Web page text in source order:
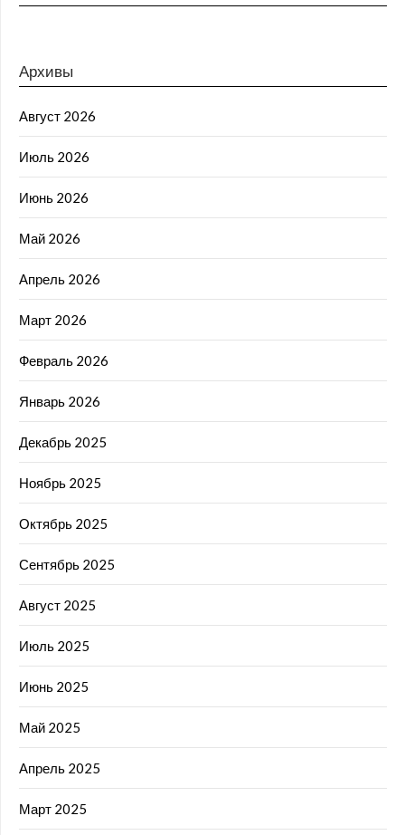
Архивы
Август 2026
Июль 2026
Июнь 2026
Май 2026
Апрель 2026
Март 2026
Февраль 2026
Январь 2026
Декабрь 2025
Ноябрь 2025
Октябрь 2025
Сентябрь 2025
Август 2025
Июль 2025
Июнь 2025
Май 2025
Апрель 2025
Март 2025